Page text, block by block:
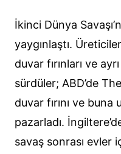
İkinci Dünya
yaygınlaştı.
duvar fırınları ve
sürdüler; ABD’de
duvar fırını ve
pazarladı.
savaş sonrası evler